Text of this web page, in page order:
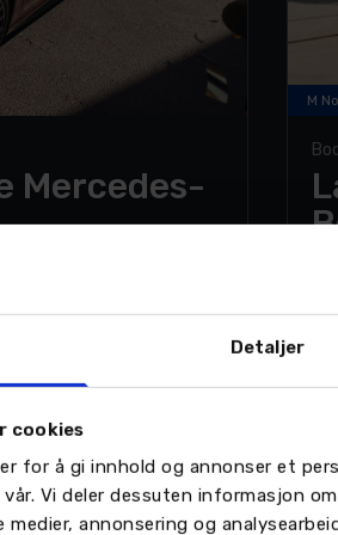
Detaljer
cookies
for å gi innhold og annonser et
Vi deler dessuten informasjon
medier, annonsering og
Mercedes-
design med en
én lading. Med 800-
Superscreen – er
og rekkevidde i én
M